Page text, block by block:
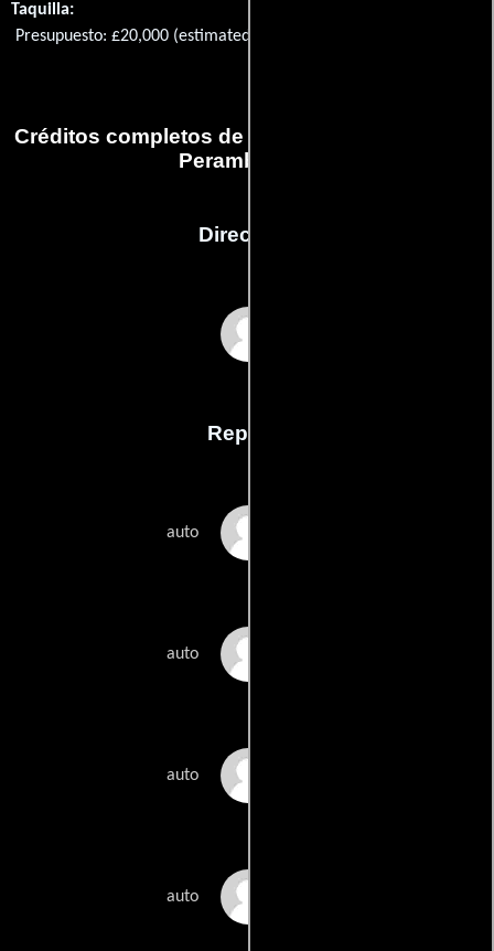
Taquilla:
Presupuesto: £20,000 (estimated)
Créditos completos de la película The London
Perambulator
Dirección
Reparto
auto
auto
auto
auto